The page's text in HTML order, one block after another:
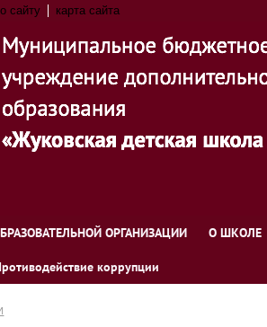
сайту карта сайта
ОРГАНИЗАЦИИ О ШКОЛЕ
коррупции